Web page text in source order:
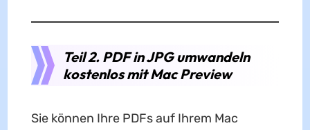
Teil 2. PDF in JPG umwandeln
kostenlos mit Mac Preview
Sie können Ihre PDFs auf Ihrem Mac